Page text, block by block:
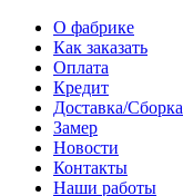
О фабрике
Как заказать
Оплата
Кредит
Доставка/Сборка
Замер
Новости
Контакты
Наши работы